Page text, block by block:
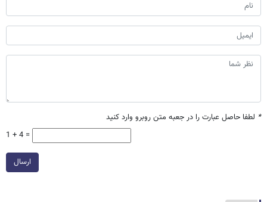
* لطفا حاصل عبارت را در جعبه متن روبرو وارد کنید
1 + 4 =
ارسال